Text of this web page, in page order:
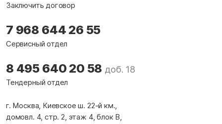
Заключить договор
7 968 644 26 55
Сервисный отдел
8 495 640 20 58 доб. 18
Тендерный отдел
г. Москва, Киевское ш. 22-й км.,
домовл. 4, стр. 2, этаж 4, блок В,